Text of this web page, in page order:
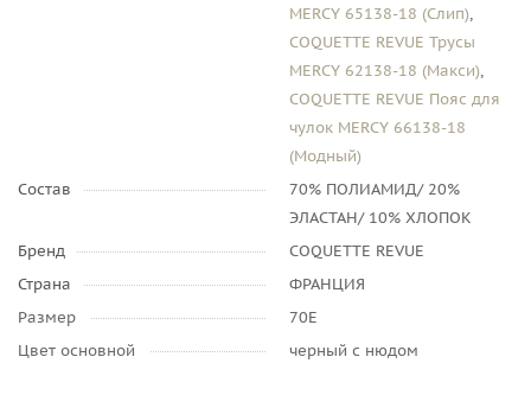
MERCY 65138-18 (Слип),
COQUETTE REVUE Трусы
MERCY 62138-18 (Макси),
COQUETTE REVUE Пояс для
чулок MERCY 66138-18
(Модный)
Состав
70% ПОЛИАМИД/ 20%
ЭЛАСТАН/ 10% ХЛОПОК
Бренд
COQUETTE REVUE
Страна
ФРАНЦИЯ
Размер
70E
Цвет основной
черный с нюдом